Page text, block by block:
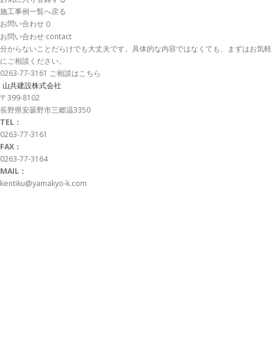
施工事例一覧へ戻る
お問い合わせ 0
お問い合わせ contact
分からないことだらけでも大丈夫です。具体的な内容ではなくても、まずはお気軽
にご相談ください。
0263-77-3161 ご相談はこちら
山共建設株式会社
〒399-8102
長野県安曇野市三郷温3350
TEL：
0263-77-3161
FAX：
0263-77-3164
MAIL：
kentiku@yamakyo-k.com